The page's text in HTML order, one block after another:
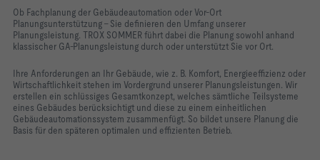
Ob Fachplanung der Gebäudeautomation oder Vor-Ort
Planungsunterstützung - Sie definieren den Umfang unserer
Planungsleistung. TROX SOMMER führt dabei die Planung sowohl anhand
klassischer GA-Planungsleistung durch oder unterstützt Sie vor Ort.
Ihre Anforderungen an Ihr Gebäude, wie z. B. Komfort, Energieeffizienz oder
Wirtschaftlichkeit stehen im Vordergrund unserer Planungsleistungen. Wir
erstellen ein schlüssiges Gesamtkonzept, welches sämtliche Teilsysteme
eines Gebäudes berücksichtigt und diese zu einem einheitlichen
Gebäudeautomationssystem zusammenfügt. So bildet unsere Planung die
Basis für den späteren optimalen und effizienten Betrieb.